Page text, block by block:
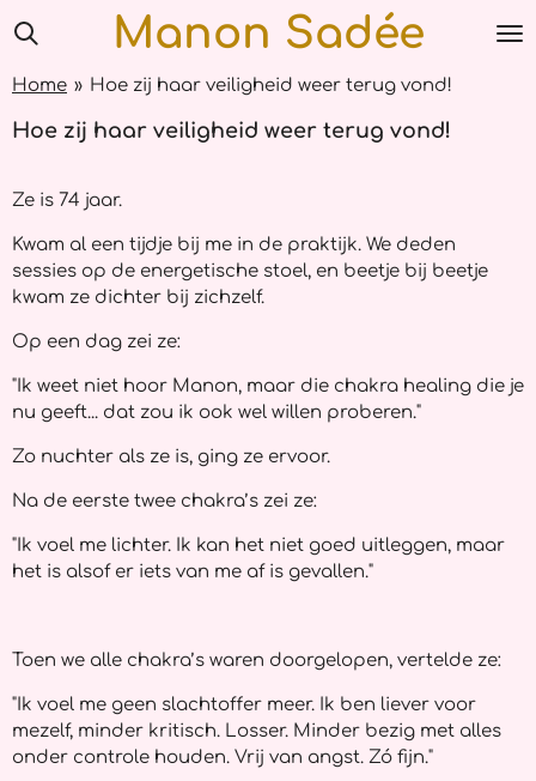
Ga
direct
naar
hoofdinhoud
Manon Sadée
Home » Hoe zij haar veiligheid weer terug vond!
Hoe zij haar veiligheid weer terug vond!
Ze is 74 jaar.
Kwam al een tijdje bij me in de praktijk. We deden
sessies op de energetische stoel, en beetje bij beetje
kwam ze dichter bij zichzelf.
Op een dag zei ze:
"Ik weet niet hoor Manon, maar die chakra healing die je
nu geeft... dat zou ik ook wel willen proberen."
Zo nuchter als ze is, ging ze ervoor.
Na de eerste twee chakra’s zei ze:
"Ik voel me lichter. Ik kan het niet goed uitleggen, maar
het is alsof er iets van me af is gevallen."
Toen we alle chakra’s waren doorgelopen, vertelde ze:
"Ik voel me geen slachtoffer meer. Ik ben liever voor
mezelf, minder kritisch. Losser. Minder bezig met alles
onder controle houden. Vrij van angst. Zó fijn."